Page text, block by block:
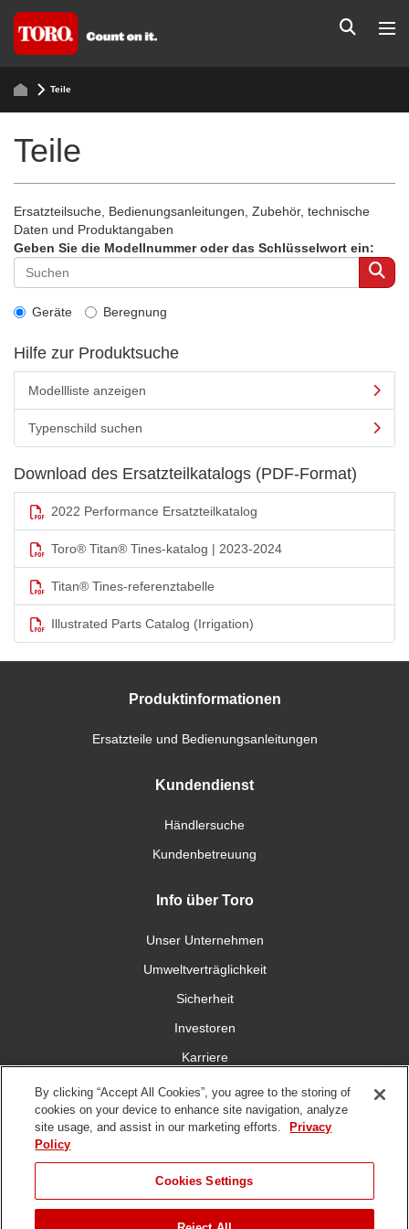
Teile
Teile
Ersatzteilsuche, Bedienungsanleitungen, Zubehör, technische
Daten und Produktangaben
Geben Sie die Modellnummer oder das Schlüsselwort ein:
Geräte Beregnung
Hilfe zur Produktsuche
Modellliste anzeigen
Typenschild suchen
Download des Ersatzteilkatalogs (PDF-Format)
2022 Performance Ersatzteilkatalog
Toro® Titan® Tines-katalog | 2023-2024
Titan® Tines-referenztabelle
Illustrated Parts Catalog (Irrigation)
Produktinformationen
Ersatzteile und Bedienungsanleitungen
Kundendienst
Händlersuche
Kundenbetreuung
Info über Toro
Unser Unternehmen
Umweltverträglichkeit
Sicherheit
Investoren
Karriere
Verbinden Sie sich mit uns
Nutzungsbedingungen Datenschutzrichtlinie
By clicking “Accept All Cookies”, you agree to the storing of
cookies on your device to enhance site navigation, analyze
site usage, and assist in our marketing efforts.
Privacy
Policy
Cookies Settings